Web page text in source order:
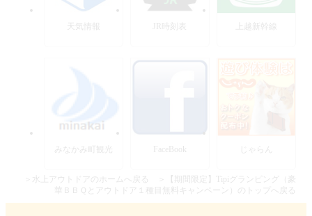
天気情報 JR時刻表
みなかみ町観光 FaceBook じゃらん
＞水上アウトドアのホームへ戻る
＞【期間限定】Tipiグランピング（豪
華ＢＢＱとアウトドア１種目無料キャンペーン）のトップへ戻る